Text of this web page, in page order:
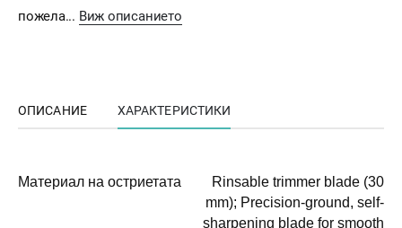
пожела... Виж описанието
ОПИСАНИЕ ХАРАКТЕРИСТИКИ
Материал на остриетата
Rinsable trimmer blade (30
mm); Precision-ground, self-
sharpening blade for smooth